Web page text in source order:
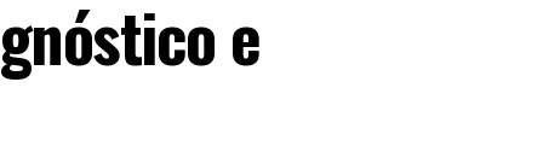
e